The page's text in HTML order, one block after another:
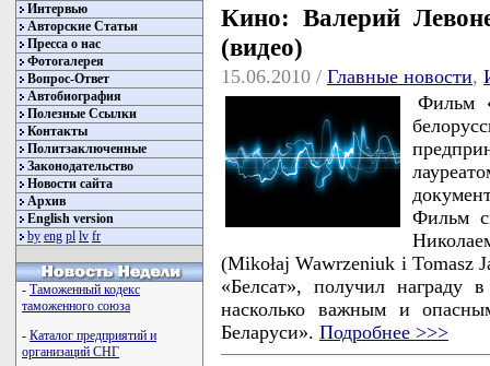
Интервью
Авторские Статьи
Пресса о нас
Фотогалерея
Вопрос-Ответ
Автобиография
Полезные Ссылки
Контакты
Политзаключенные
Законодательство
Новости сайта
Архив
English version
by eng pl lv fr
- Таможенный кодекс
таможенного союза
- Каталог предприятий и
организаций СНГ
Кино: Валерий
(видео)
15.06.2010 / Главные новости,
Фильм
Фильм
(Mikołaj Wawrzeniuk i Tomasz
«Белсат», получил награду
насколько важным и
Беларуси». Подробнее >>>